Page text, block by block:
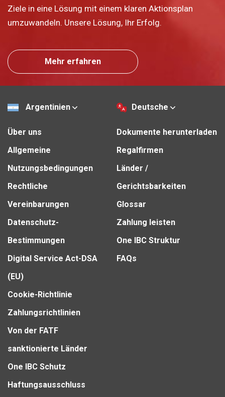
Ziele in eine Lösung mit einem klaren Aktionsplan
umzuwandeln. Unsere Lösung, Ihr Erfolg.
Mehr erfahren
Argentinien Deutsche
Über uns
Allgemeine
Nutzungsbedingungen
Rechtliche
Vereinbarungen
Datenschutz-
Bestimmungen
Digital Service Act-DSA
(EU)
Cookie-Richtlinie
Zahlungsrichtlinien
Von der FATF
sanktionierte Länder
One IBC Schutz
Haftungsausschluss
Dokumente herunterladen
Regalfirmen
Länder /
Gerichtsbarkeiten
Glossar
Zahlung leisten
One IBC Struktur
FAQs